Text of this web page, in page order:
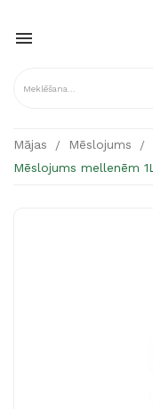

Mājas Mēslojums
Mēslojums mellenēm 1L